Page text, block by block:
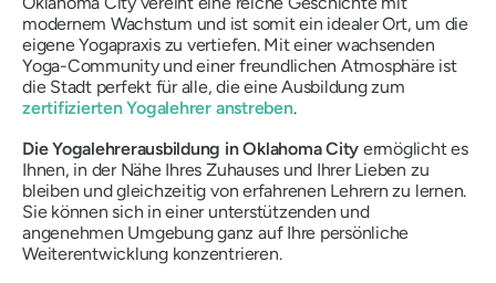
modernem Wachstum und ist somit ein idealer Ort, um die
eigene Yogapraxis zu vertiefen. Mit einer wachsenden
Yoga-Community und einer freundlichen Atmosphäre ist
die Stadt perfekt für alle, die eine Ausbildung zum
zertifizierten Yogalehrer anstreben.
Die Yogalehrerausbildung in Oklahoma City ermöglicht es
Ihnen, in der Nähe Ihres Zuhauses und Ihrer Lieben zu
bleiben und gleichzeitig von erfahrenen Lehrern zu lernen.
Sie können sich in einer unterstützenden und
angenehmen Umgebung ganz auf Ihre persönliche
Weiterentwicklung konzentrieren.